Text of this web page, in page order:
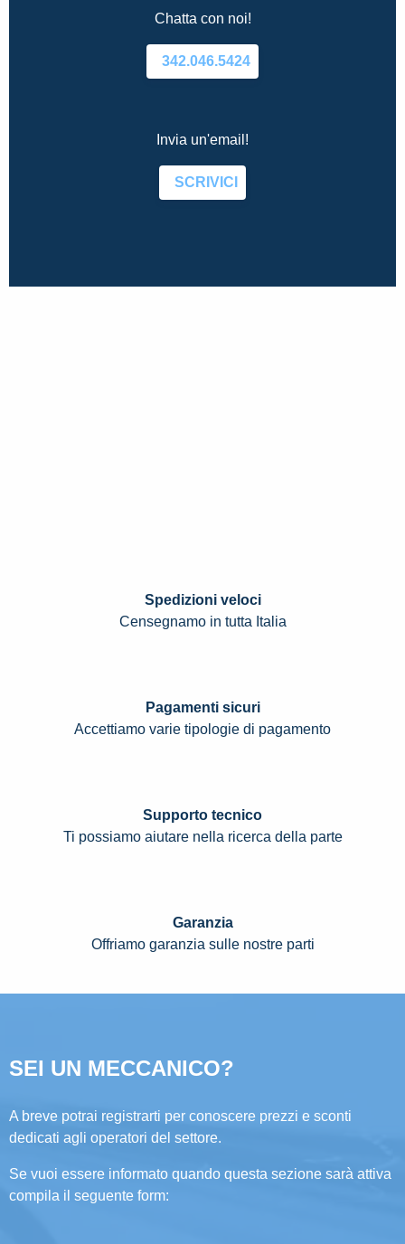
Chatta con noi!
342.046.5424
Invia un'email!
SCRIVICI
Spedizioni veloci
Censegnamo in tutta Italia
Pagamenti sicuri
Accettiamo varie tipologie di pagamento
Supporto tecnico
Ti possiamo aiutare nella ricerca della parte
Garanzia
Offriamo garanzia sulle nostre parti
SEI UN MECCANICO?
A breve potrai registrarti per conoscere prezzi e sconti
dedicati agli operatori del settore.
Se vuoi essere informato quando questa sezione sarà attiva
compila il seguente form: